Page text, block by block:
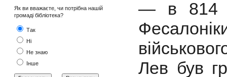
Як ви вважаєте, чи потрібна нашій
громаді бібліотека?
Так
Ні
Не знаю
Інше
— в 814
Лев був